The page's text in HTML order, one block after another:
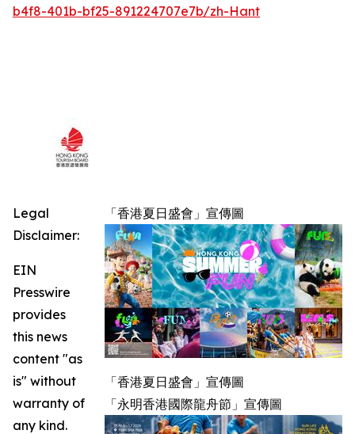
b4f8-401b-bf25-891224707e7b/zh-Hant
「香港夏日盛會」宣傳圖
「香港夏日盛會」宣傳圖
「永明香港國際龍舟節」宣傳圖
Legal
Disclaimer:
EIN
Presswire
provides
this news
content "as
is" without
warranty of
any kind.